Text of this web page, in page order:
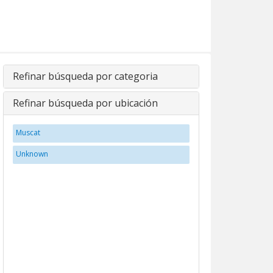
Refinar búsqueda por categoria
Refinar búsqueda por ubicación
Muscat
Unknown